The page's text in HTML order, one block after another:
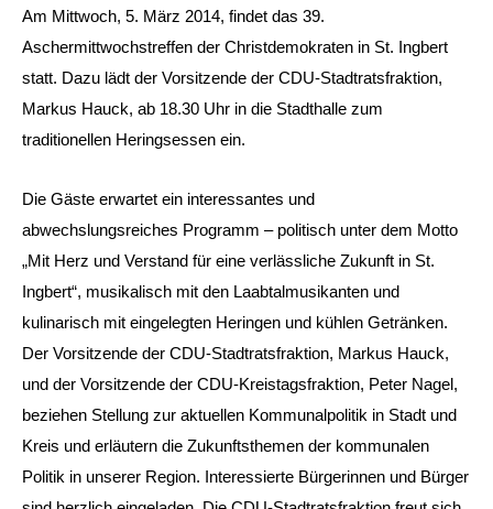
Am Mittwoch, 5. März 2014, findet das 39.
Aschermittwochstreffen der Christdemokraten in St. Ingbert
statt. Dazu lädt der Vorsitzende der CDU-Stadtratsfraktion,
Markus Hauck, ab 18.30 Uhr in die Stadthalle zum
traditionellen Heringsessen ein.
Die Gäste erwartet ein interessantes und
abwechslungsreiches Programm – politisch unter dem Motto
„Mit Herz und Verstand für eine verlässliche Zukunft in St.
Ingbert“, musikalisch mit den Laabtalmusikanten und
kulinarisch mit eingelegten Heringen und kühlen Getränken.
Der Vorsitzende der CDU-Stadtratsfraktion, Markus Hauck,
und der Vorsitzende der CDU-Kreistagsfraktion, Peter Nagel,
beziehen Stellung zur aktuellen Kommunalpolitik in Stadt und
Kreis und erläutern die Zukunftsthemen der kommunalen
Politik in unserer Region. Interessierte Bürgerinnen und Bürger